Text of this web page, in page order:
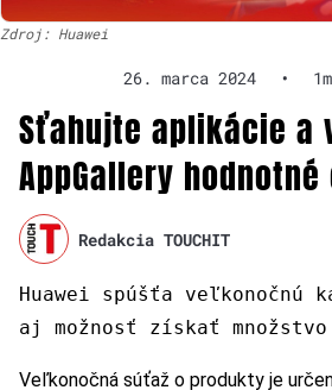
Zdroj: Huawei
26. marca 2024 •
Sťahujte aplikácie a
AppGallery
Redakcia TOUCHIT
Huawei spúšťa veľkonočnú
aj možnosť získať
Veľkonočná súťaž o produkty je